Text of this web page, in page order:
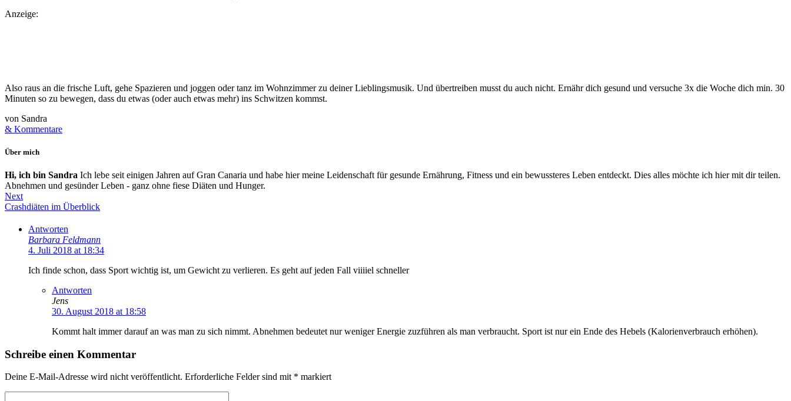
Anzeige:
Also raus an die frische Luft, gehe Spazieren und joggen oder tanz im Wohnzimmer zu deiner Lieblingsmusik. Und übertreiben musst du auch nicht. Ernähr dich gesund und versuche 3x die Woche dich min. 30
Minuten so zu bewegen, dass du etwas (oder auch etwas mehr) ins Schwitzen kommst.
von Sandra
& Kommentare
Über mich
Hi, ich bin Sandra Ich lebe seit einigen Jahren auf Gran Canaria und habe hier meine Leidenschaft für gesunde Ernährung, Fitness und ein bewussteres Leben entdeckt. Dies alles möchte ich hier mit dir teilen.
Abnehmen und gesünder Leben - ganz ohne fiese Diäten und Hunger.
Next
Crashdiäten im Überblick
Antworten
Barbara Feldmann
4. Juli 2018 at 18:34
Ich finde schon, dass Sport wichtig ist, um Gewicht zu verlieren. Es geht auf jeden Fall viiiiel schneller
Antworten
Jens
30. August 2018 at 18:58
Kommt halt immer darauf an was man zu sich nimmt. Abnehmen bedeutet nur weniger Energie zuzführen als man verbraucht. Sport ist nur ein Ende des Hebels (Kalorienverbrauch erhöhen).
Schreibe einen Kommentar
Deine E-Mail-Adresse wird nicht veröffentlicht. Erforderliche Felder sind mit * markiert